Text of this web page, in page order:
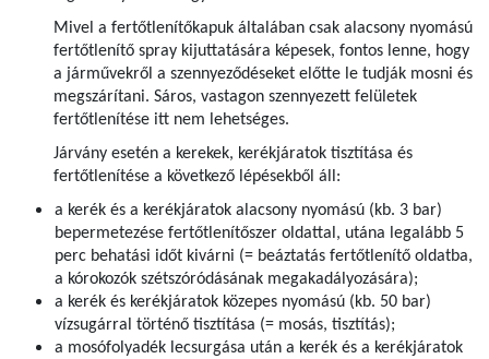
Mivel a fertőtlenítőkapuk általában csak alacsony nyomású
fertőtlenítő spray kijuttatására képesek, fontos lenne, hogy
a járművekről a szennyeződéseket előtte le tudják mosni és
megszárítani. Sáros, vastagon szennyezett felületek
fertőtlenítése itt nem lehetséges.
Járvány esetén a kerekek, kerékjáratok tisztítása és
fertőtlenítése a következő lépésekből áll:
a kerék és a kerékjáratok alacsony nyomású (kb. 3 bar)
bepermetezése fertőtlenítőszer oldattal­, utána legalább 5
perc behatási időt kivárni (= beáztatás fertőtlenítő oldatba,
a kórokozók szétszóródásának megakadályozására);
a kerék és kerékjáratok közepes nyomású (kb. 50 bar)
vízsugárral történő tisztítása (= mosás, tisztítás);
a mosófolyadék lecsurgása után a kerék és a kerékjáratok